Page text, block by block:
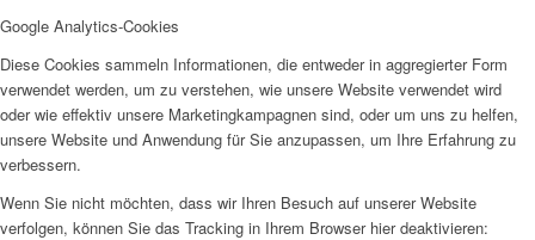
Google Analytics-Cookies
Diese Cookies sammeln Informationen, die entweder in aggregierter Form
verwendet werden, um zu verstehen, wie unsere Website verwendet wird
oder wie effektiv unsere Marketingkampagnen sind, oder um uns zu helfen,
unsere Website und Anwendung für Sie anzupassen, um Ihre Erfahrung zu
verbessern.
Wenn Sie nicht möchten, dass wir Ihren Besuch auf unserer Website
verfolgen, können Sie das Tracking in Ihrem Browser hier deaktivieren: